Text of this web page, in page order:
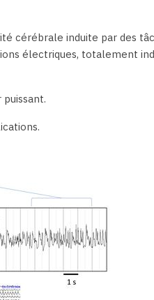
cérébrale induite par des
électriques, totalement